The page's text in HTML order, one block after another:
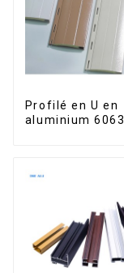
Profilé en U en
aluminium 6063